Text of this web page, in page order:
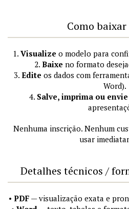
Como baixar
1. Visualize o modelo para
2. Baixe no formato
3. Edite os dados com
Word).
4. Salve, imprima ou envie
Nenhuma inscrição. Nenhum
usar
Detalhes técnicos /
• PDF— visualização exata e